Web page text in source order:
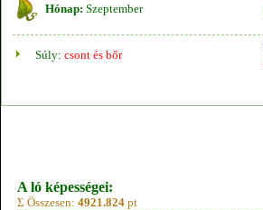
Hónap: Szeptember
Súly: csont és bőr
A ló képességei:
Σ Összesen: 4921.824 pt